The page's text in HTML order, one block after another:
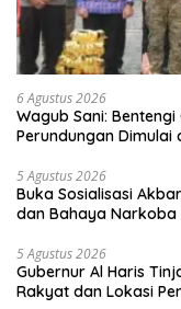
6 Agustus 2026
Wagub Sani:
Perundungan Dimulai
5 Agustus 2026
Buka Sosialisasi
dan Bahaya Narkoba
tangan”
5 Agustus 2026
Gubernur Al Haris
Rakyat dan Lokasi